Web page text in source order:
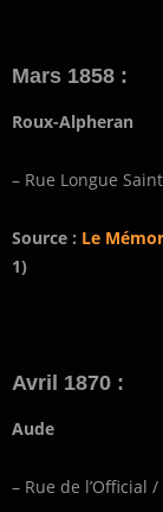
Mars 1858 :
Roux-Alpheran
– Rue Longue
Source : Le
1)
Avril 1870 :
Aude
– Rue de l’Official